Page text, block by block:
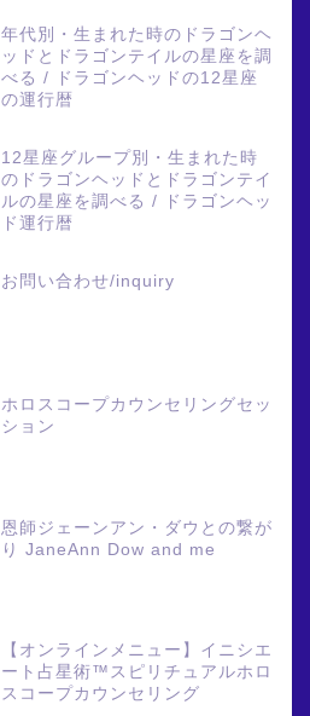
年代別・生まれた時のドラゴンヘ
ッドとドラゴンテイルの星座を調
べる / ドラゴンヘッドの12星座
の運行暦
12星座グループ別・生まれた時
のドラゴンヘッドとドラゴンテイ
ルの星座を調べる / ドラゴンヘッ
ド運行暦
お問い合わせ/inquiry
ホロスコープカウンセリングセッ
ション
恩師ジェーンアン・ダウとの繋が
り JaneAnn Dow and me
【オンラインメニュー】イニシエ
ート占星術™スピリチュアルホロ
スコープカウンセリング